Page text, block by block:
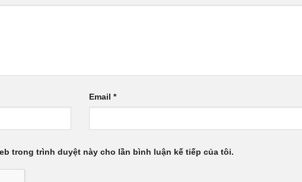
Email *
trong trình duyệt này cho lần bình luận kế tiếp của tôi.